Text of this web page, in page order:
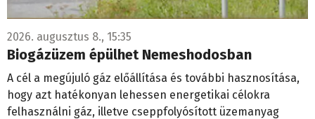
2026. augusztus 8., 15:35
Biogázüzem épülhet Nemeshodosban
A cél a megújuló gáz előállítása és további hasznosítása,
hogy azt hatékonyan lehessen energetikai célokra
felhasználni gáz, illetve cseppfolyósított üzemanyag